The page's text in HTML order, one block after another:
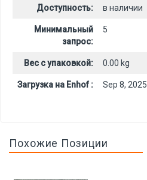
Доступность: в наличии
Минимальный
запрос:
5
Вес с упаковкой: 0.00 kg
Загрузка на Enhof : Sep 8, 2025
Похожие Позиции